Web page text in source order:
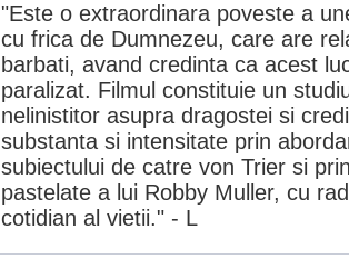
"Este o extraordinara poveste a
cu frica de Dumnezeu, care are
barbati, avand credinta ca acest
paralizat. Filmul constituie un
nelinistitor asupra dragostei si
substanta si intensitate prin
subiectului de catre von Trier si
pastelate a lui Robby Muller, cu
cotidian al vietii." - L